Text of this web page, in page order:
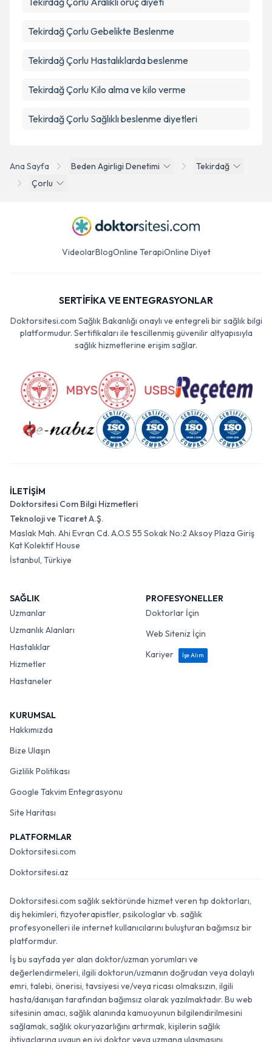
Ana Sayfa Beden Agirligi Denetimi
Tekirdağ
Çorlu
Tekirdağ Çorlu Gebelikte Beslenme
Tekirdağ Çorlu Hastalıklarda beslenme
Tekirdağ Çorlu Kilo alma ve kilo verme
Tekirdağ Çorlu Sağlıklı beslenme diyetleri
VideolarBlogOnline TerapiOnline Diyet
SERTİFİKA VE ENTEGRASYONLAR
Doktorsitesi.com Sağlık Bakanlığı onaylı ve entegreli bir sağlık bilgi
platformudur. Sertifikaları ile tescillenmiş güvenilir altyapısıyla
sağlık hizmetlerine erişim sağlar.
İLETİŞİM
Doktorsitesi Com Bilgi Hizmetleri
Teknoloji ve Ticaret A.Ş.
Maslak Mah. Ahi Evran Cd. A.O.S 55 Sokak No:2 Aksoy Plaza Giriş
Kat Kolektif House
İstanbul, Türkiye
SAĞLIK
Uzmanlar
Uzmanlık Alanları
Hastalıklar
Hizmetler
Hastaneler
PROFESYONELLER
Doktorlar İçin
Web Siteniz İçin
Kariyer
İşe Alım
KURUMSAL
Hakkımızda
Bize Ulaşın
Gizlilik Politikası
Google Takvim Entegrasyonu
Site Haritası
PLATFORMLAR
Doktorsitesi.com
Doktorsitesi.az
Doktorsitesi.com sağlık sektöründe hizmet veren tıp doktorları,
diş hekimleri, fizyoterapistler, psikologlar vb. sağlık
profesyonelleri ile internet kullanıcılarını buluşturan bağımsız bir
platformdur.
İş bu sayfada yer alan doktor/uzman yorumları ve
değerlendirmeleri, ilgili doktorun/uzmanın doğrudan veya dolaylı
emri, talebi, önerisi, tavsiyesi ve/veya ricası olmaksızın, ilgili
hasta/danışan tarafından bağımsız olarak yazılmaktadır. Bu web
sitesinin amacı, sağlık alanında kamuoyunun bilgilendirilmesini
sağlamak, sağlık okuryazarlığını artırmak, kişilerin sağlık
ihtiyaçlarına uygun en iyi doktor veya uzmana ulaşmasını